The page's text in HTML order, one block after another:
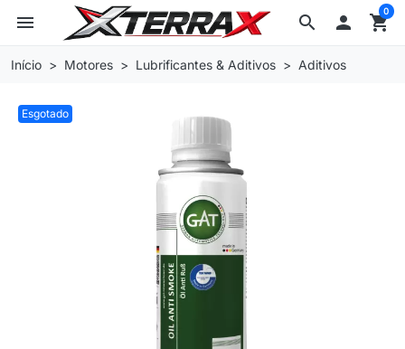
search
menu  shopping_cart
0
Início Motores Lubrificantes & Aditivos Aditivos
Esgotado